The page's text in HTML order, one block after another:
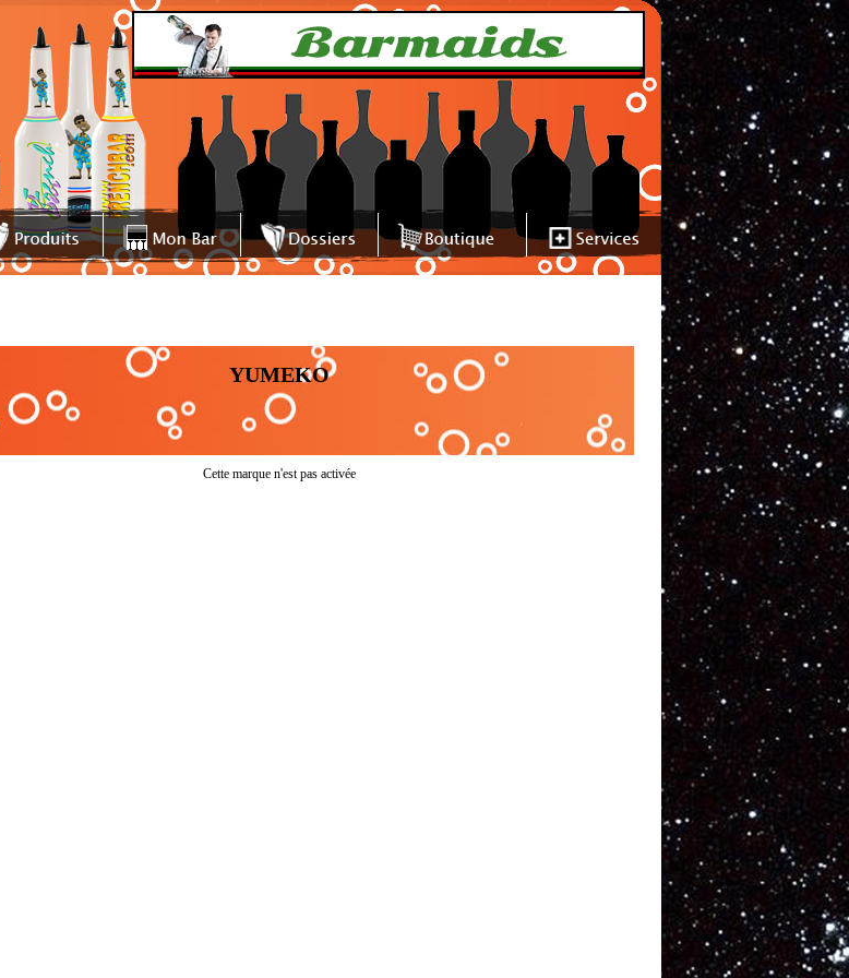
YUMEKO
Cette marque n'est pas activée